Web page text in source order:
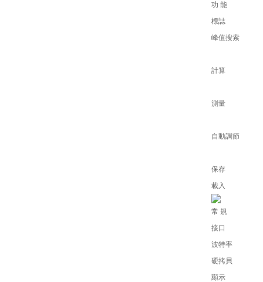
功 能
標誌
峰值搜索
計算
測量
自動調節
保存
載入
常 規
接口
波特率
硬拷貝
顯示